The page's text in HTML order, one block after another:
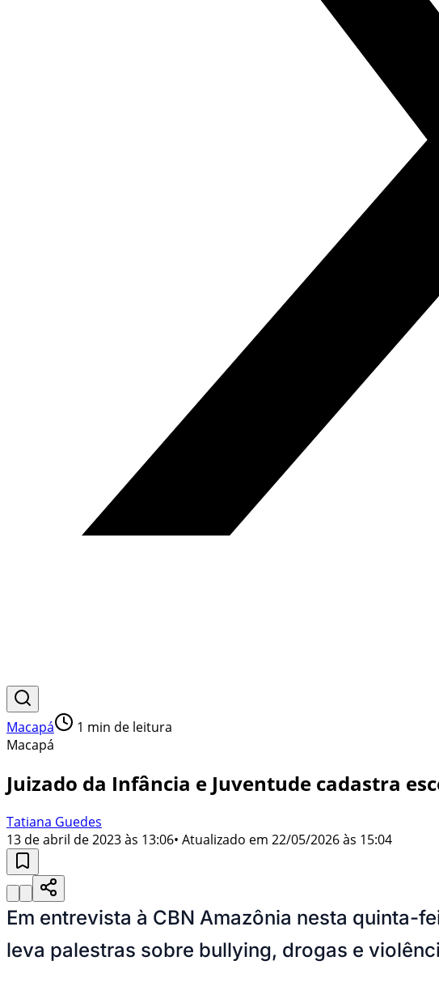
Macapá 1 min de leitura
Macapá
Juizado da Infância e Juventude cadastra
Tatiana Guedes
13 de abril de 2023 às 13:06• Atualizado em 22/05/2026 às 15:04
Em entrevista à CBN Amazônia nesta quinta-
leva palestras sobre bullying, drogas e